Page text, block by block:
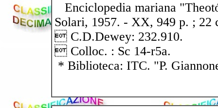
Enciclopedia mariana
Solari, 1957. - XX, 949 p. ; 22
 C.D.Dewey: 232.910.
 Colloc. : Sc 14-r5a.
* Biblioteca: ITC. "P.